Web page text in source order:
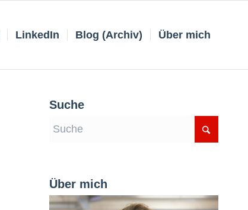
LinkedIn Blog (Archiv) Über mich
Suche
Über mich